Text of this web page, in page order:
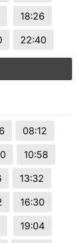
18:26
22:40
08:12
10:58
13:32
16:30
19:04